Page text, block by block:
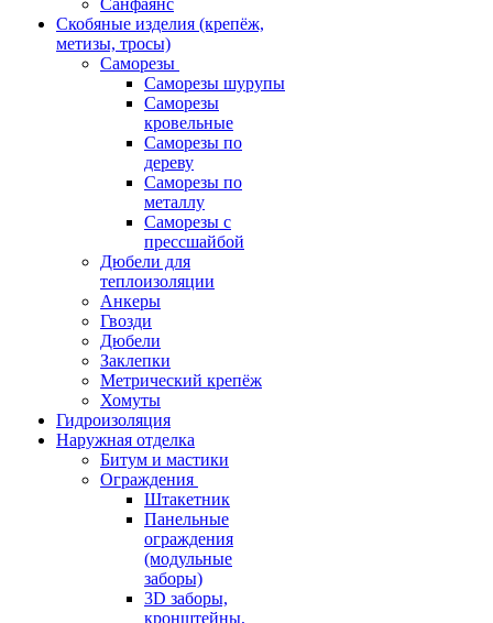
Санфаянс
Скобяные изделия (крепёж,
метизы, тросы)
Саморезы
Саморезы шурупы
Саморезы
кровельные
Саморезы по
дереву
Саморезы по
металлу
Саморезы с
прессшайбой
Дюбели для
теплоизоляции
Анкеры
Гвозди
Дюбели
Заклепки
Метрический крепёж
Хомуты
Гидроизоляция
Наружная отделка
Битум и мастики
Ограждения
Штакетник
Панельные
ограждения
(модульные
заборы)
3D заборы,
кронштейны,